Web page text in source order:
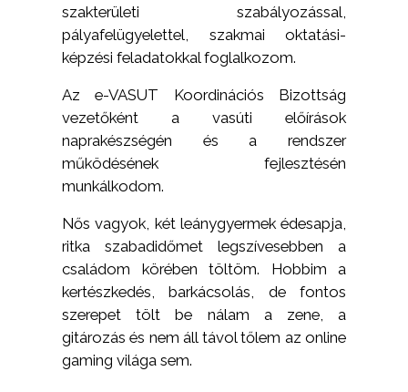
szakterületi szabályozással,
pályafelügyelettel, szakmai oktatási-
képzési feladatokkal foglalkozom.
Az e-VASUT Koordinációs Bizottság
vezetőként a vasúti előírások
naprakészségén és a rendszer
működésének fejlesztésén
munkálkodom.
Nős vagyok, két leánygyermek édesapja,
ritka szabadidőmet legszívesebben a
családom körében töltöm. Hobbim a
kertészkedés, barkácsolás, de fontos
szerepet tölt be nálam a zene, a
gitározás és nem áll távol tőlem az online
gaming világa sem.